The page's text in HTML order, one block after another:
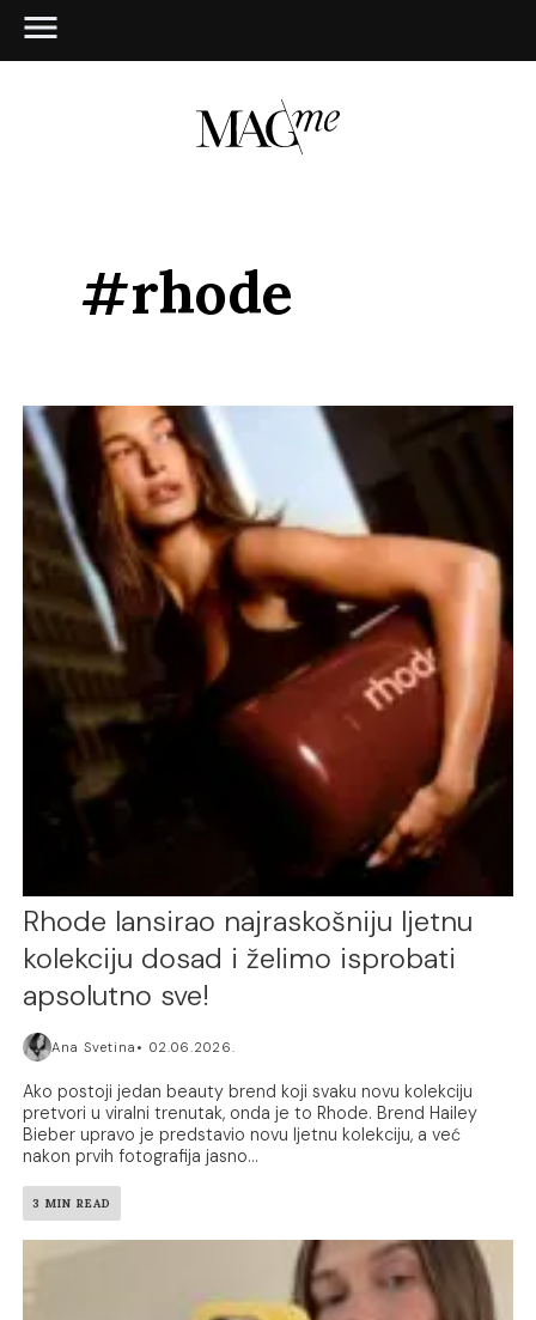
#rhode
Rhode lansirao najraskošniju ljetnu
kolekciju dosad i želimo isprobati
apsolutno sve!
Ana Svetina 02.06.2026.
Ako postoji jedan beauty brend koji svaku novu kolekciju
pretvori u viralni trenutak, onda je to Rhode. Brend Hailey
Bieber upravo je predstavio novu ljetnu kolekciju, a već
nakon prvih fotografija jasno...
3 MIN READ